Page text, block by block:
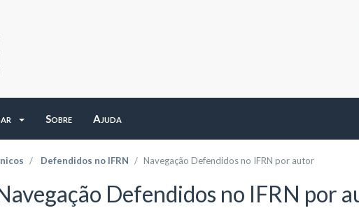
Sobre Ajuda
Defendidos no IFRN Navegação Defendidos no IFRN por autor
Defendidos no IFRN por